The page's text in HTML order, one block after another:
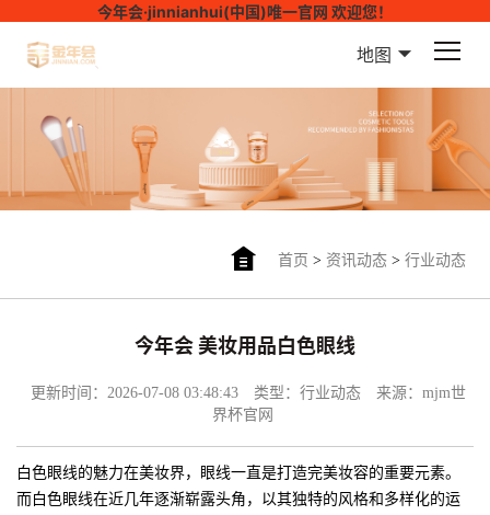
今年会·jinnianhui(中国)唯一官网 欢迎您！
地图
首页 > 资讯动态> 行业动态
今年会 美妆用品白色眼线
更新时间：2026-07-08 03:48:43 类型：行业动态
来源：mjm世
界杯官网
白色眼线的魅力在美妆界，眼线一直是打造完美妆容的重要元素。
而白色眼线在近几年逐渐崭露头角，以其独特的风格和多样化的运